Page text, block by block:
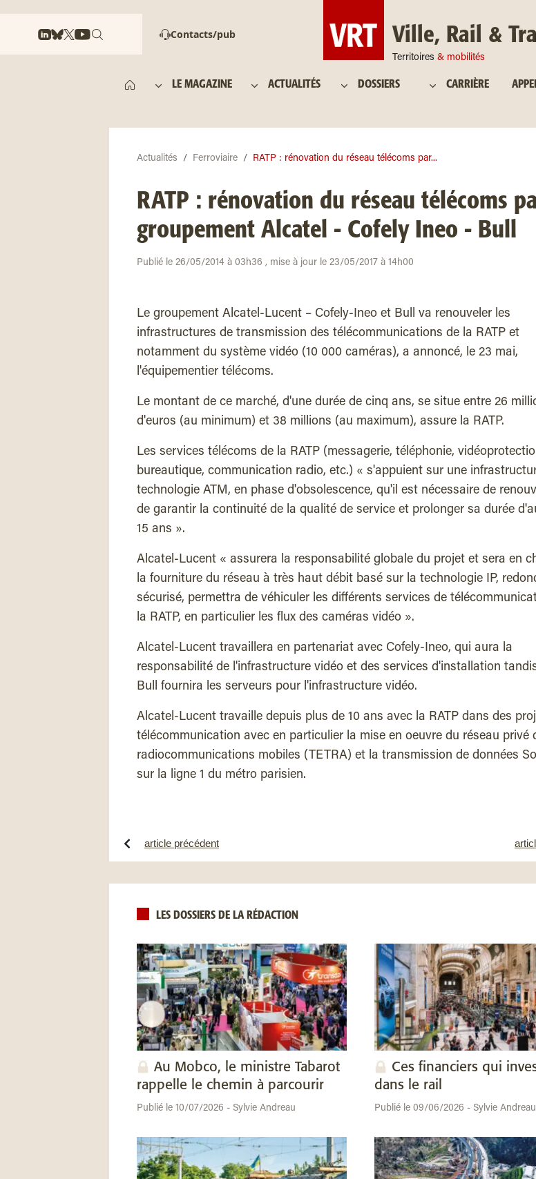
Contacts/pub Ville, Rail &
Territoires & mobilités
LE MAGAZINE ACTUALITÉS DOSSIERS CARRIÈRE
Actualités Ferroviaire RATP : rénovation du réseau télécoms par...
RATP : rénovation du réseau télécoms
groupement Alcatel - Cofely Ineo - Bull
Publié le 26/05/2014 à 03h36 , mise à jour le 23/05/2017 à 14h00
Le groupement Alcatel-Lucent – Cofely-Ineo et Bull va renouveler les
infrastructures de transmission des télécommunications de la RATP et
notamment du système vidéo (10 000 caméras), a annoncé, le 23 mai,
l'équipementier télécoms.
Le montant de ce marché, d'une durée de cinq ans, se situe entre 26
d'euros (au minimum) et 38 millions (au maximum), assure la RATP.
Les services télécoms de la RATP (messagerie, téléphonie,
bureautique, communication radio, etc.) « s'appuient sur une
technologie ATM, en phase d'obsolescence, qu'il est nécessaire de
de garantir la continuité de la qualité de service et prolonger sa durée
15 ans ».
Alcatel-Lucent « assurera la responsabilité globale du projet et sera en
la fourniture du réseau à très haut débit basé sur la technologie IP,
sécurisé, permettra de véhiculer les différents services de
la RATP, en particulier les flux des caméras vidéo ».
Alcatel-Lucent travaillera en partenariat avec Cofely-Ineo, qui aura la
responsabilité de l'infrastructure vidéo et des services d'installation
Bull fournira les serveurs pour l'infrastructure vidéo.
Alcatel-Lucent travaille depuis plus de 10 ans avec la RATP dans des
télécommunication avec en particulier la mise en oeuvre du réseau privé
radiocommunications mobiles (TETRA) et la transmission de données
sur la ligne 1 du métro parisien.
article précédent
LES DOSSIERS DE LA RÉDACTION
Au Mobco, le ministre Tabarot
rappelle le chemin à parcourir
Publié le 10/07/2026 - Sylvie Andreau
Ces financiers qui
dans le rail
Publié le 09/06/2026 - Sylvie Andreau